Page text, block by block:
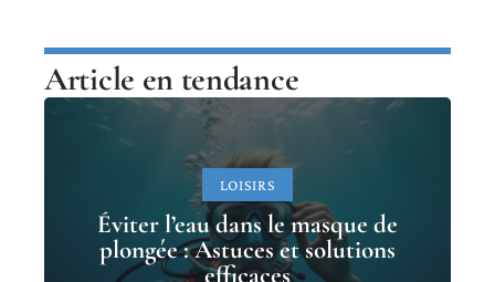
Article en tendance
LOISIRS
Éviter l’eau dans le masque de
plongée : Astuces et solutions
efficaces